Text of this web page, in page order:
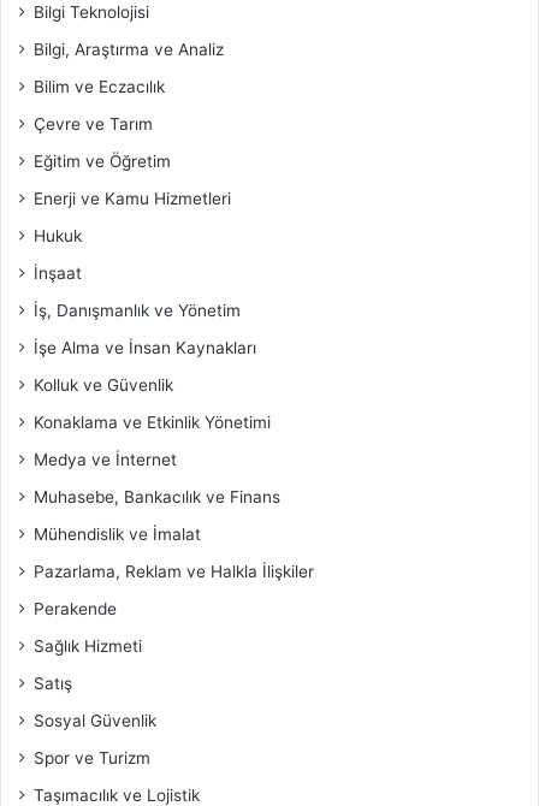
Bilgi Teknolojisi
Bilgi, Araştırma ve Analiz
Bilim ve Eczacılık
Çevre ve Tarım
Eğitim ve Öğretim
Enerji ve Kamu Hizmetleri
Hukuk
İnşaat
İş, Danışmanlık ve Yönetim
İşe Alma ve İnsan Kaynakları
Kolluk ve Güvenlik
Konaklama ve Etkinlik Yönetimi
Medya ve İnternet
Muhasebe, Bankacılık ve Finans
Mühendislik ve İmalat
Pazarlama, Reklam ve Halkla İlişkiler
Perakende
Sağlık Hizmeti
Satış
Sosyal Güvenlik
Spor ve Turizm
Taşımacılık ve Lojistik